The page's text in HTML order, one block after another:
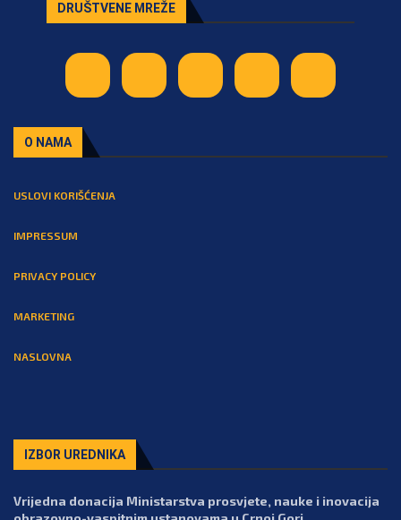
DRUŠTVENE MREŽE
O NAMA
USLOVI KORIŠĆENJA
IMPRESSUM
PRIVACY POLICY
MARKETING
NASLOVNA
IZBOR UREDNIKA
Vrijedna donacija Ministarstva prosvjete, nauke i inovacija